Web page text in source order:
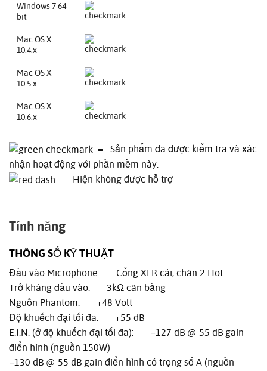
Windows 7 64-
bit
Mac OS X
10.4.x
Mac OS X
10.5.x
Mac OS X
10.6.x
= Sản phẩm đã được kiểm tra và xác
nhận hoạt động với phần mềm này.
= Hiện không được hỗ trợ
Tính năng
THÔNG SỐ KỸ THUẬT
Đầu vào Microphone: Cổng XLR cái, chân 2 Hot
Trở kháng đầu vào: 3kΩ cân bằng
Nguồn Phantom: +48 Volt
Độ khuếch đại tối đa: +55 dB
E.I.N. (ở độ khuếch đại tối đa): −127 dB @ 55 dB gain
điển hình (nguồn 150W)
−130 dB @ 55 dB gain điển hình có trọng số A (nguồn